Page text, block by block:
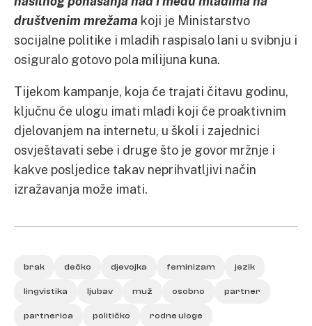
društvenim mrežama koji je Ministarstvo
socijalne politike i mladih raspisalo lani u svibnju i
osiguralo gotovo pola milijuna kuna.
Tijekom kampanje, koja će trajati čitavu godinu,
ključnu će ulogu imati mladi koji će proaktivnim
djelovanjem na internetu, u školi i zajednici
osvještavati sebe i druge što je govor mržnje i
kakve posljedice takav neprihvatljivi način
izražavanja može imati.
brak dečko djevojka feminizam jezik
lingvistika ljubav muž osobno partner
partnerica političko rodne uloge